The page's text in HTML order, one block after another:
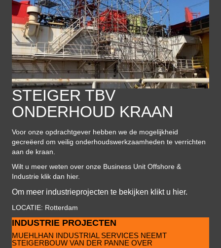
STEIGER TBV
ONDERHOUD KRAAN
Voor onze opdrachtgever hebben we de mogelijkheid
gecreëerd om veilig onderhoudswerkzaamheden te verrichten
aan de kraan.
Wilt u meer weten over onze Business Unit Offshore &
Industrie klik dan hier.
Om meer industrieprojecten te bekijken klikt u hier.
LOCATIE: Rotterdam
INDUSTRIE PROJECTEN
MUEHLHAN INDUSTRIAL SERVICES NEEMT
STEIGERBOUW VAN DER PANNE OVER